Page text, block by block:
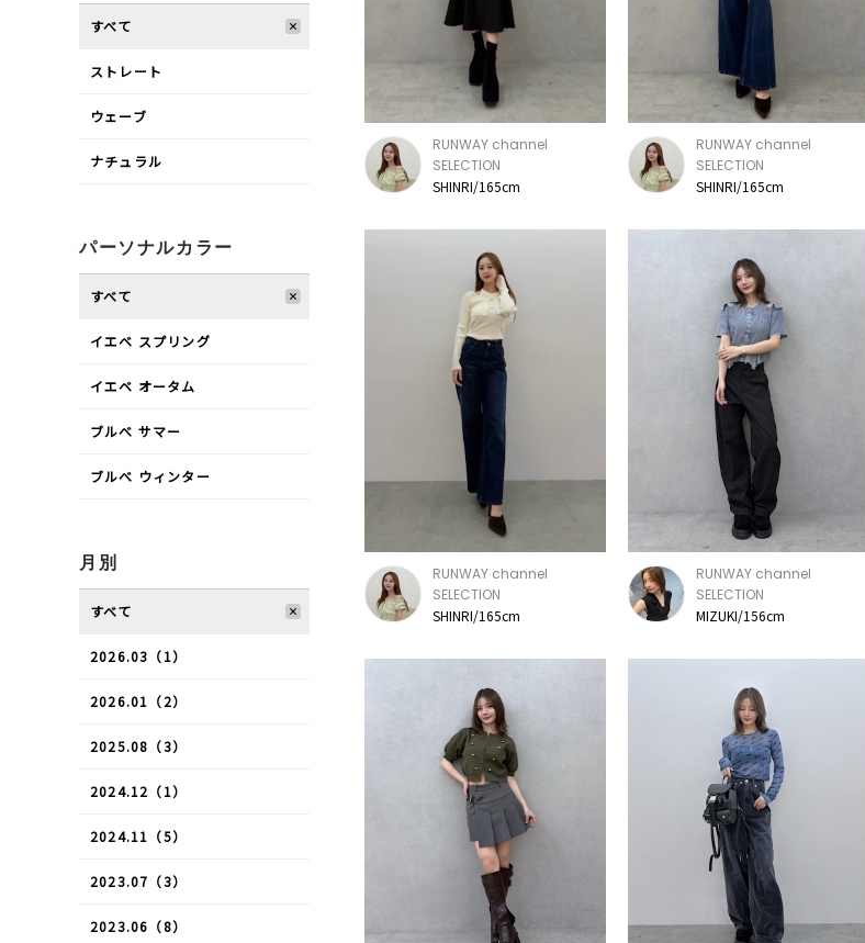
RUNWAY channel
SELECTION
SHINRI/165cm
RUNWAY channel
SELECTION
SHINRI/165cm
RUNWAY channel
SELECTION
SHINRI/165cm
RUNWAY channel
SELECTION
MIZUKI/156cm
すべて
ストレート
ウェーブ
ナチュラル
パーソナルカラー
すべて
イエベ スプリング
イエベ オータム
ブルべ サマー
ブルべ ウィンター
月別
すべて
2026.03（1）
2026.01（2）
2025.08（3）
2024.12（1）
2024.11（5）
2023.07（3）
2023.06（8）